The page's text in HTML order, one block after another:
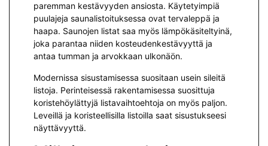
paremman kestävyyden ansiosta. Käytetyimpiä
puulajeja saunalistoituksessa ovat tervaleppä ja
haapa. Saunojen listat saa myös lämpökäsiteltyinä,
joka parantaa niiden kosteudenkestävyyttä ja
antaa tumman ja arvokkaan ulkonäön.
Modernissa sisustamisessa suositaan usein sileitä
listoja. Perinteisessä rakentamisessa suosittuja
koristehöylättyjä listavaihtoehtoja on myös paljon.
Leveillä ja koristeellisilla listoilla saat sisustukseesi
näyttävyyttä.